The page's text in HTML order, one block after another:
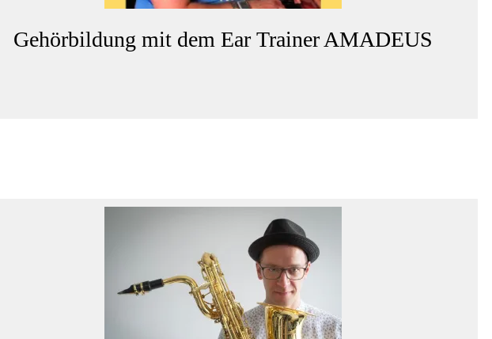
Gehörbildung mit dem Ear Trainer AMADEUS